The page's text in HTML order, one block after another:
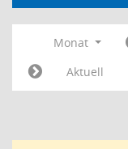
Monat
Aktuell